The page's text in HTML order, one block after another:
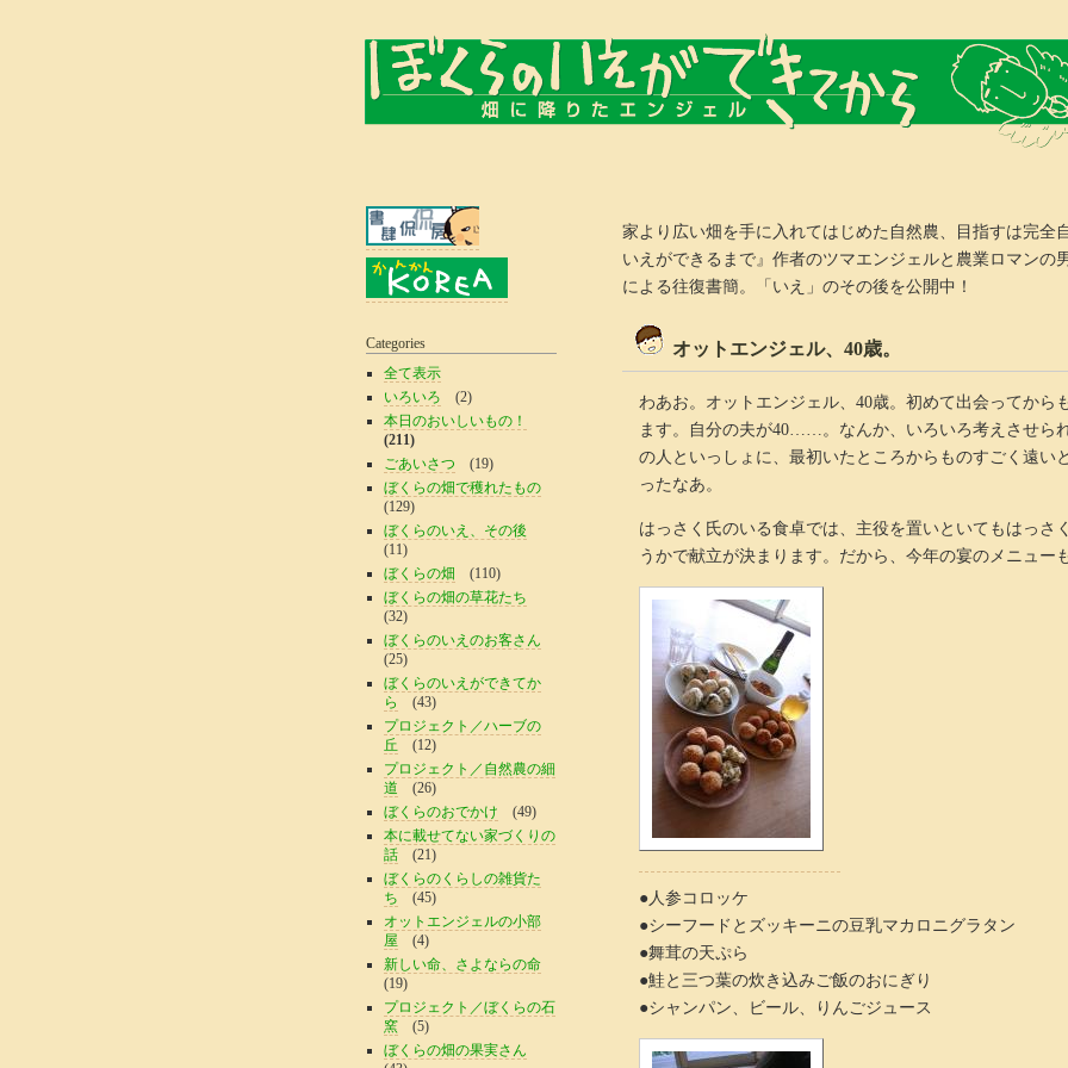
家より広い畑を手に入れてはじめた自然農、目指すは完全
いえができるまで』作者のツマエンジェルと農業ロマンの
による往復書簡。「いえ」のその後を公開中！
オットエンジェル、40歳。
わあお。オットエンジェル、40歳。初めて出会ってから
ます。自分の夫が40……。なんか、いろいろ考えさせら
の人といっしょに、最初いたところからものすごく遠い
ったなあ。
はっさく氏のいる食卓では、主役を置いといてもはっさ
うかで献立が決まります。だから、今年の宴のメニュー
●人参コロッケ
●シーフードとズッキーニの豆乳マカロニグラタン
●舞茸の天ぷら
●鮭と三つ葉の炊き込みご飯のおにぎり
●シャンパン、ビール、りんごジュース
Categories
全て表示
いろいろ (2)
本日のおいしいもの！
(211)
ごあいさつ (19)
ぼくらの畑で穫れたもの
(129)
ぼくらのいえ、その後
(11)
ぼくらの畑
(110)
ぼくらの畑の草花たち
(32)
ぼくらのいえのお客さん
(25)
ぼくらのいえができてか
ら
(43)
プロジェクト／ハーブの
丘 (12)
プロジェクト／自然農の細
道 (26)
ぼくらのおでかけ (49)
本に載せてない家づくりの
話 (21)
ぼくらのくらしの雑貨た
ち (45)
オットエンジェルの小部
屋 (4)
新しい命、さよならの命
(19)
プロジェクト／ぼくらの石
窯 (5)
ぼくらの畑の果実さん